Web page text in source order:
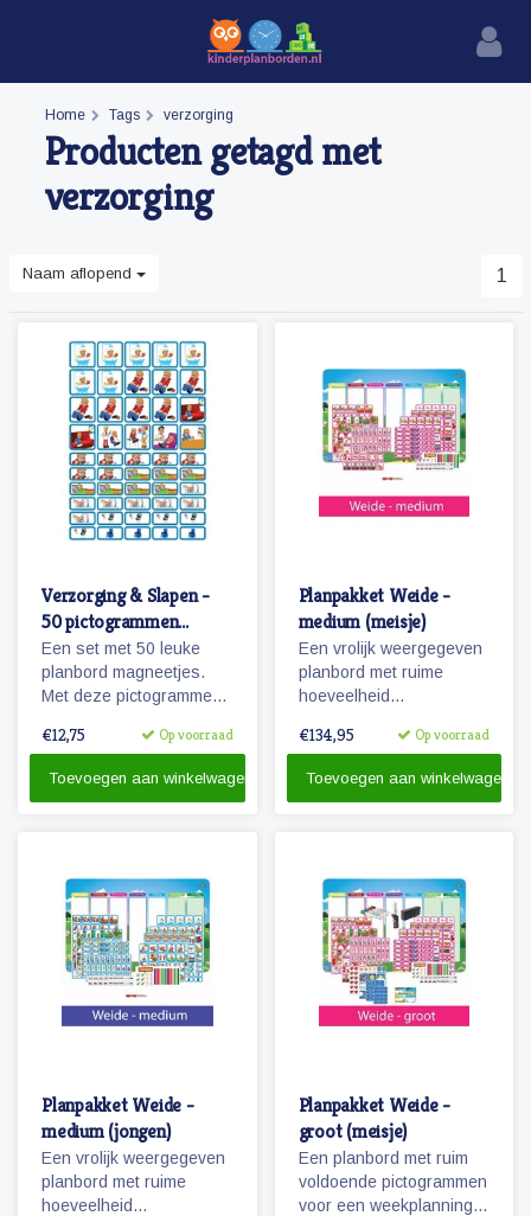
Home Tags verzorging
Producten getagd met
verzorging
Naam aflopend 1
Verzorging & Slapen -
50 pictogrammen
(jongen)
Een set met 50 leuke
planbord magneetjes.
Met deze pictogrammen
ochtendritueel inzichtelijk
aan de tandarts of
€12,75 Op voorraad
Toevoegen aan winkelwagen
Planpakket Weide -
medium (meisje)
Een vrolijk weergegeven
planbord met ruime
hoeveelheid
planplezier!
€134,95 Op voorraad
Toevoegen aan winkelwagen
Planpakket Weide -
medium (jongen)
Een vrolijk weergegeven
planbord met ruime
hoeveelheid
Planpakket Weide -
groot (meisje)
Een planbord met ruim
voldoende pictogrammen
voor een weekplanning